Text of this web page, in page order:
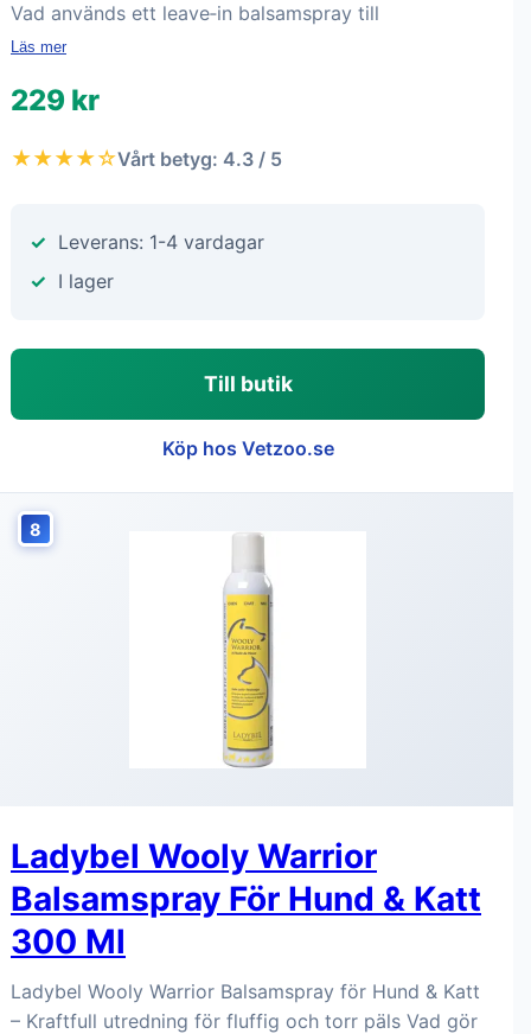
Vad används ett leave‑in balsamspray till
Läs mer
229 kr
★★★★☆Vårt betyg: 4.3 / 5
Leverans: 1-4 vardagar
I lager
Till butik
Köp hos Vetzoo.se
8
Ladybel Wooly Warrior
Balsamspray För Hund & Katt
300 Ml
Ladybel Wooly Warrior Balsamspray för Hund & Katt
– Kraftfull utredning för fluffig och torr päls Vad gör